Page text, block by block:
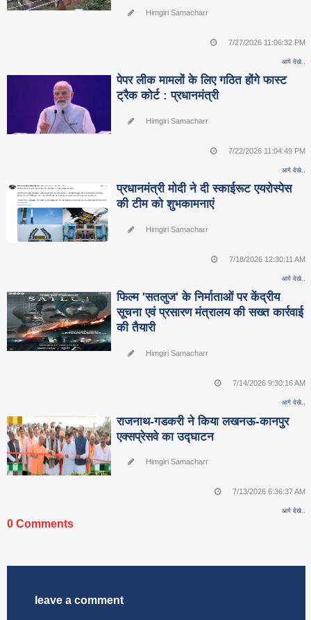
Himgiri Samacharr
7/27/2026 11:06:32 PM
आगे देखे..
पेपर लीक मामलों के लिए गठित होंगे फास्ट
ट्रैक कोर्ट : प्रधानमंत्री
Himgiri Samacharr
7/22/2026 11:04:49 PM
आगे देखे..
प्रधानमंत्री मोदी ने दी स्काईरूट एयरोस्पेस
की टीम को शुभकामनाएं
Himgiri Samacharr
7/18/2026 12:30:11 AM
आगे देखे..
फिल्म 'सतलुज' के निर्माताओं पर केंद्रीय
सूचना एवं प्रसारण मंत्रालय की सख्त कार्रवाई
की तैयारी
Himgiri Samacharr
7/14/2026 9:30:16 AM
आगे देखे..
राजनाथ-गडकरी ने किया लखनऊ-कानपुर
एक्सप्रेसवे का उद्घाटन
Himgiri Samacharr
7/13/2026 6:36:37 AM
आगे देखे..
0 Comments
leave a comment